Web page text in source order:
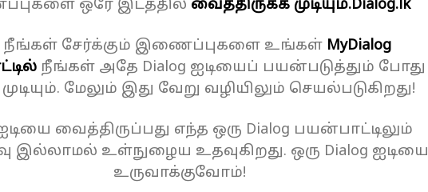
ஒரே இடத்தில் வைத்திருக்க முடியும்.Dialog.lk
சேர்க்கும் இணைப்புகளை உங்கள் MyDialog
நீங்கள் அதே Dialog ஐடியைப் பயன்படுத்தும் போது
மேலும் இது வேறு வழியிலும் செயல்படுகிறது!
ஐடியை வைத்திருப்பது எந்த ஒரு Dialog பயன்பாட்டிலும்
இல்லாமல் உள்நுழைய உதவுகிறது. ஒரு Dialog ஐடியை
உருவாக்குவோம்!